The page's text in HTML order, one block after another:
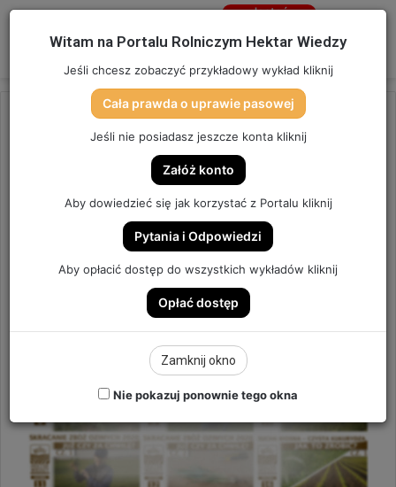
Menu
Jesteś
Strona główna/OSTATNIO DODANE
ODCINKI ARCHIWALNE
HEKTAR WIEDZY ARCHIWUM
Hektar Wiedzy
Send
email
17 lutego 2021 4
Witam na Portalu Rolniczym Hektar Wiedzy
Jeśli chcesz zobaczyć przykładowy wykład kliknij
Cała prawda o uprawie pasowej
Jeśli nie posiadasz jeszcze konta kliknij
Załóż konto
Aby dowiedzieć się jak korzystać z Portalu kliknij
Pytania i Odpowiedzi
Aby opłacić dostęp do wszystkich wykładów kliknij
Opłać dostęp
Zamknij okno
Nie pokazuj ponownie tego okna